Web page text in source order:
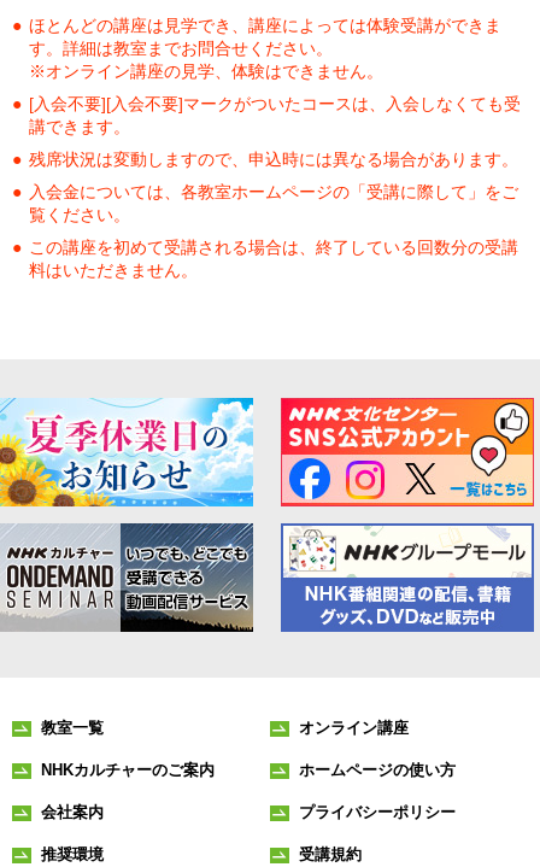
ほとんどの講座は見学でき、講座によっては体験受講ができま
す。詳細は教室までお問合せください。
※オンライン講座の見学、体験はできません。
[入会不要][入会不要]マークがついたコースは、入会しなくても受
講できます。
残席状況は変動しますので、申込時には異なる場合があります。
入会金については、各教室ホームページの「受講に際して」をご
覧ください。
この講座を初めて受講される場合は、終了している回数分の受講
料はいただきません。
教室一覧 オンライン講座
NHKカルチャーのご案内 ホームページの使い方
会社案内 プライバシーポリシー
推奨環境 受講規約